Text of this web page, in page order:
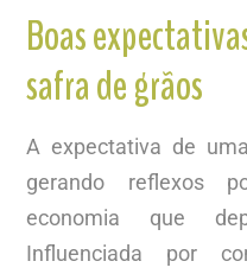
Boas
safra de grãos
A expectativa de
gerando reflexos
economia que
Influenciada por